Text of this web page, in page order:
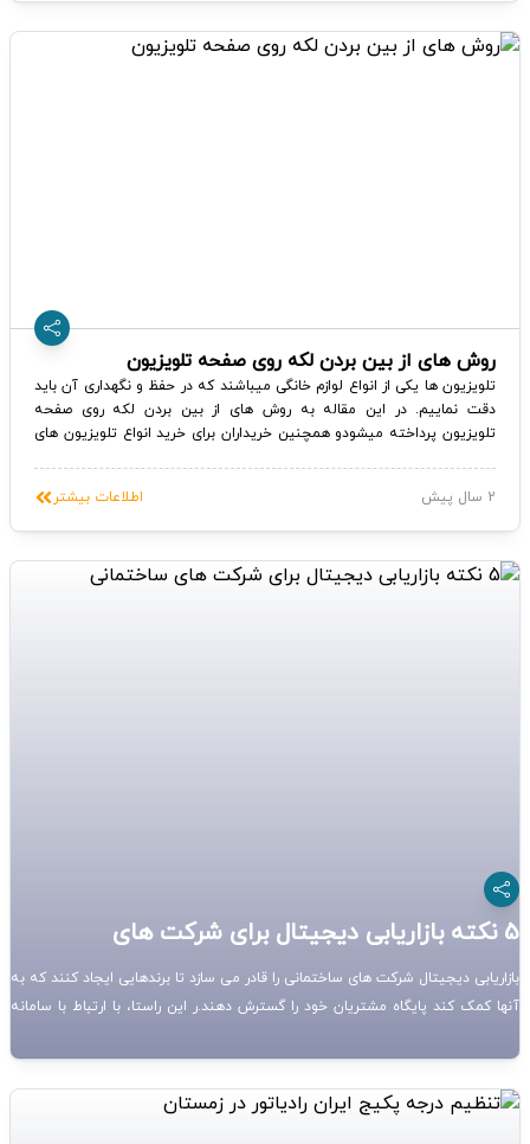
روش های از بین بردن لکه روی صفحه تلویزیون
تلویزیون ها یکی از انواع لوازم خانگی میباشند که در حفظ و نگهداری آن باید
دقت نماییم. در این مقاله به روش های از بین بردن لکه روی صفحه
تلویزیون پرداخته میشودو همچنین خریداران برای خرید انواع تلویزیون های
2 سال پیش
اطلاعات بیشتر
5 نکته بازاریابی دیجیتال برای شرکت های
ساختمانی
بازاریابی دیجیتال شرکت های ساختمانی را قادر می سازد تا برندهایی ایجاد کنند که به
آنها کمک کند پایگاه مشتریان خود را گسترش دهند.ر این راستا، با ارتباط با سامانه